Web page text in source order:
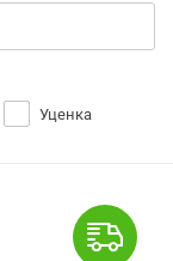
Уценка